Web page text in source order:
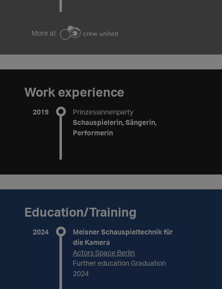
More at
Work experience
2019
Prinzessinnenparty
Schauspielerin, Sängerin,
Performerin
Education/Training
2024
Meisner Schauspieltechnik für
die Kamera
Actors Space Berlin
Further education Graduation
2024